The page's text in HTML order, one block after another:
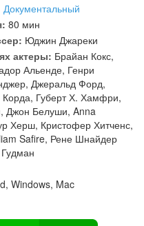
Документальный
80 мин
Юджин Джареки
актеры: Брайан Кокс,
Альенде, Генри
, Джеральд Форд,
, Губерт Х. Хамфри,
, Джон Белуши, Anna
Херш, Кристофер Хитченс,
Safire, Рене Шнайдер
Windows, Mac